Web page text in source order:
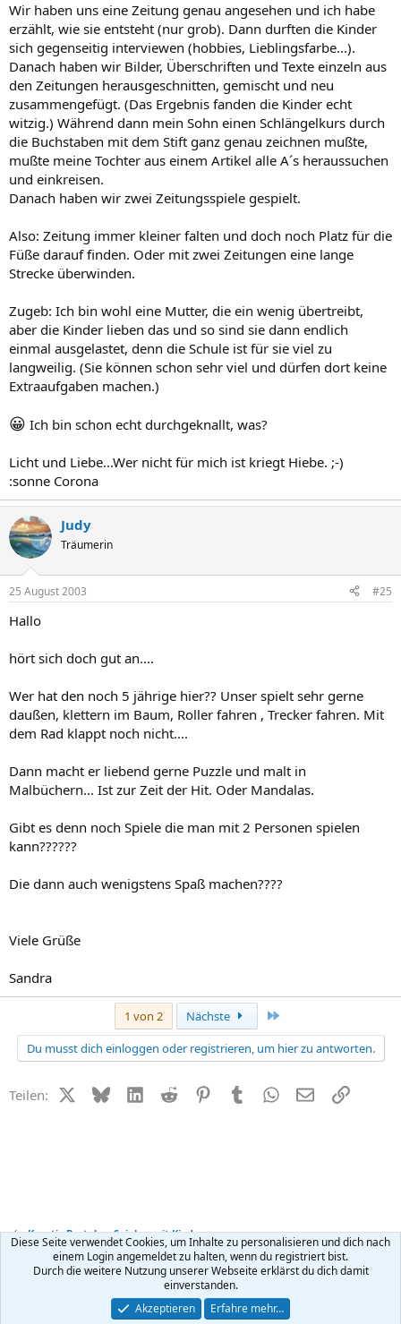
Wir haben uns eine Zeitung genau angesehen und ich habe
erzählt, wie sie entsteht (nur grob). Dann durften die Kinder
sich gegenseitig interviewen (hobbies, Lieblingsfarbe...).
Danach haben wir Bilder, Überschriften und Texte einzeln aus
den Zeitungen herausgeschnitten, gemischt und neu
zusammengefügt. (Das Ergebnis fanden die Kinder echt
witzig.) Während dann mein Sohn einen Schlängelkurs durch
die Buchstaben mit dem Stift ganz genau zeichnen mußte,
mußte meine Tochter aus einem Artikel alle A´s heraussuchen
und einkreisen.
Danach haben wir zwei Zeitungsspiele gespielt.
Also: Zeitung immer kleiner falten und doch noch Platz für die
Füße darauf finden. Oder mit zwei Zeitungen eine lange
Strecke überwinden.
Zugeb: Ich bin wohl eine Mutter, die ein wenig übertreibt,
aber die Kinder lieben das und so sind sie dann endlich
einmal ausgelastet, denn die Schule ist für sie viel zu
langweilig. (Sie können schon sehr viel und dürfen dort keine
Extraaufgaben machen.)
😀 Ich bin schon echt durchgeknallt, was?
Licht und Liebe...Wer nicht für mich ist kriegt Hiebe. ;-)
:sonne Corona
Judy
Träumerin
25 August 2003 #25
Hallo
hört sich doch gut an....
Wer hat den noch 5 jährige hier?? Unser spielt sehr gerne
daußen, klettern im Baum, Roller fahren , Trecker fahren. Mit
dem Rad klappt noch nicht....
Dann macht er liebend gerne Puzzle und malt in
Malbüchern... Ist zur Zeit der Hit. Oder Mandalas.
Gibt es denn noch Spiele die man mit 2 Personen spielen
kann??????
Die dann auch wenigstens Spaß machen????
Viele Grüße
Sandra
1 von 2 Nächste
Du musst dich einloggen oder registrieren, um hier zu antworten.
Teilen: X (Twitter)
BlueskyLinkedIn
Reddit PinterestTumblr WhatsApp
E-MailLink
Kreativ Basteln + Spielen mit Kindern
Kontakt Nutzungsbedingungen Datenschutz Hilfe
R
Community platform by XenForo ® © 2010-2026 XenForo Ltd.
Diese Seite verwendet Cookies, um Inhalte zu personalisieren und dich nach
einem Login angemeldet zu halten, wenn du registriert bist.
Durch die weitere Nutzung unserer Webseite erklärst du dich damit
einverstanden.
Akzeptieren
Erfahre mehr…